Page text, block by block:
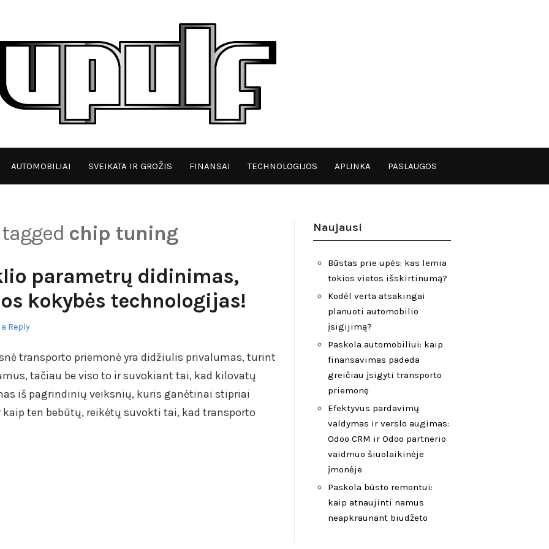
AUTOMOBILIAI SVEIKATA IR GROŽIS FINANSAI TECHNOLOGIJOS APLINKA PASLAUGOS
chip tuning
parametrų didinimas,
kokybės technologijas!
a Reply
transporto priemonė yra didžiulis privalumas, turint
tačiau be viso to ir suvokiant tai, kad kilovatų
iš pagrindinių veiksnių, kuris ganėtinai stipriai
ten bebūtų, reikėtų suvokti tai, kad transporto
Naujausi
Būstas prie upės: kas lemia
tokios vietos išskirtinumą?
Kodėl verta atsakingai
planuoti automobilio
įsigijimą?
Paskola automobiliui: kaip
finansavimas padeda
greičiau įsigyti transporto
priemonę
Efektyvus pardavimų
valdymas ir verslo augimas:
Odoo CRM ir Odoo partnerio
vaidmuo šiuolaikinėje
įmonėje
Paskola būsto remontui:
kaip atnaujinti namus
neapkraunant biudžeto